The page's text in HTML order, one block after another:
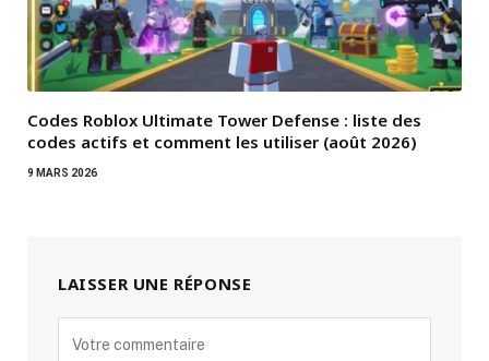
Codes Roblox Ultimate Tower Defense : liste des
codes actifs et comment les utiliser (août 2026)
9 MARS 2026
LAISSER UNE RÉPONSE